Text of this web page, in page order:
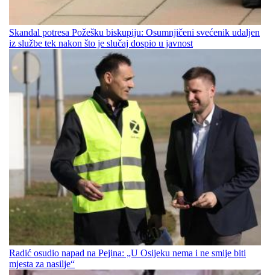
Skandal potresa Požešku biskupiju: Osumnjičeni svećenik udaljen
iz službe tek nakon što je slučaj dospio u javnost
Radić osudio napad na Pejina: „U Osijeku nema i ne smije biti
mjesta za nasilje“